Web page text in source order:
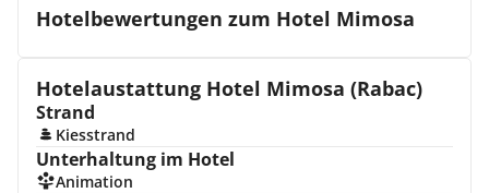
Hotelbewertungen zum Hotel Mimosa
Hotelaustattung Hotel Mimosa (Rabac)
Strand
Kiesstrand
Unterhaltung im Hotel
Animation